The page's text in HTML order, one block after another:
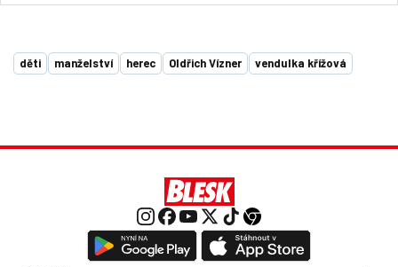
děti manželství herec Oldřich Vízner vendulka křížová